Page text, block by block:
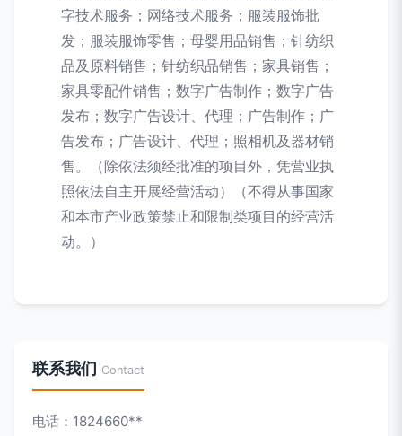
字技术服务；网络技术服务；服装服饰批
发；服装服饰零售；母婴用品销售；针纺织
品及原料销售；针纺织品销售；家具销售；
家具零配件销售；数字广告制作；数字广告
发布；数字广告设计、代理；广告制作；广
告发布；广告设计、代理；照相机及器材销
售。（除依法须经批准的项目外，凭营业执
照依法自主开展经营活动）（不得从事国家
和本市产业政策禁止和限制类项目的经营活
动。）
联系我们 Contact
电话：1824660**